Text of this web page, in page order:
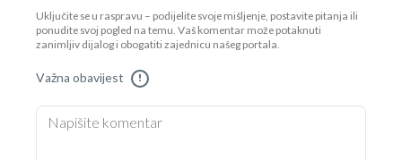
Uključite se u raspravu – podijelite svoje mišljenje, postavite pitanja ili
ponudite svoj pogled na temu. Vaš komentar može potaknuti
zanimljiv dijalog i obogatiti zajednicu našeg portala.
Važna obavijest !